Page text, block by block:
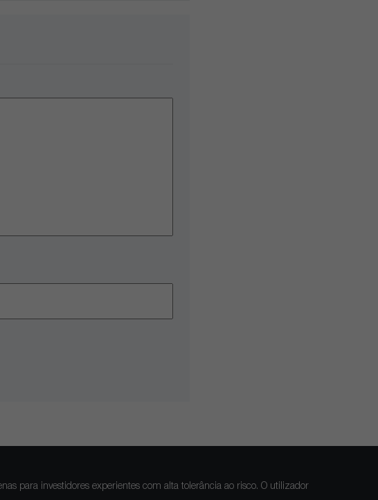
para investidores experientes com alta tolerância ao risco. O utilizador